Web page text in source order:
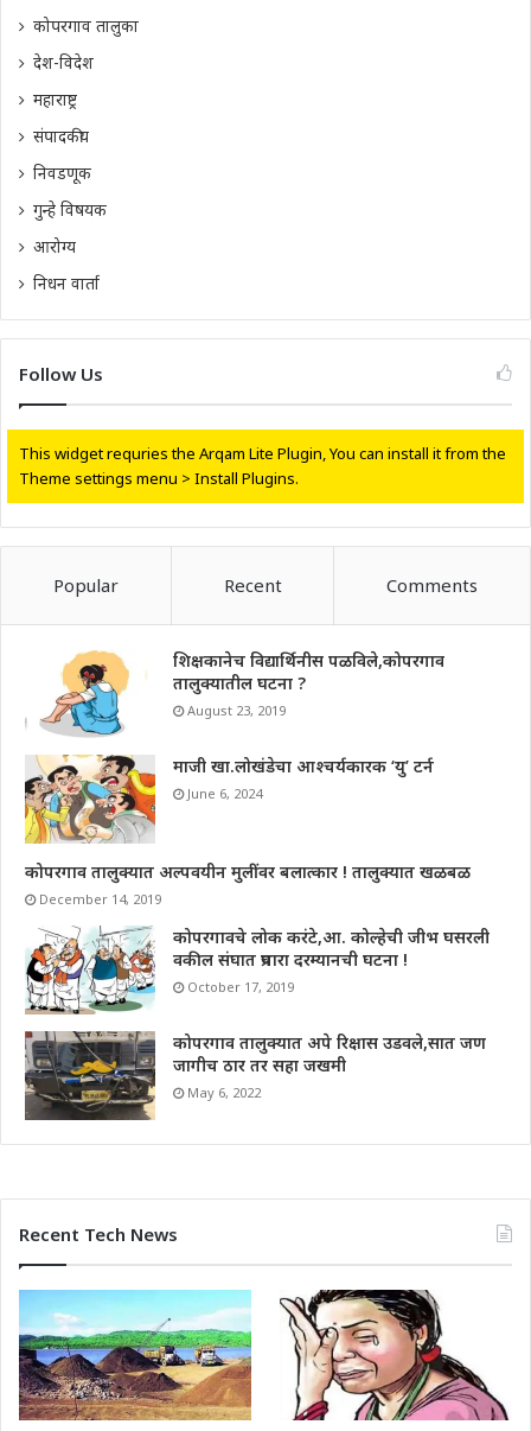
कोपरगाव तालुका
देश-विदेश
महाराष्ट्र
संपादकीय
निवडणूक
गुन्हे विषयक
आरोग्य
निधन वार्ता
Follow Us
This widget requries the Arqam Lite Plugin, You can install it from the
Theme settings menu > Install Plugins.
Popular Recent Comments
शिक्षकानेच विद्यार्थिनीस पळविले,कोपरगाव
तालुक्यातील घटना ?
August 23, 2019
माजी खा.लोखंडेचा आश्चर्यकारक ‘यु’ टर्न
June 6, 2024
कोपरगाव तालुक्यात अल्पवयीन मुलींवर बलात्कार ! तालुक्यात खळबळ
December 14, 2019
कोपरगावचे लोक करंटे,आ. कोल्हेची जीभ घसरली
वकील संघात प्रचारा दरम्यानची घटना !
October 17, 2019
कोपरगाव तालुक्यात अपे रिक्षास उडवले,सात जण
जागीच ठार तर सहा जखमी
May 6, 2022
Recent Tech News